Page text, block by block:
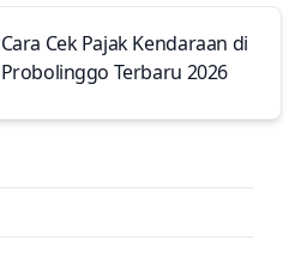
Cara Cek Pajak Kendaraan di
Probolinggo Terbaru 2026